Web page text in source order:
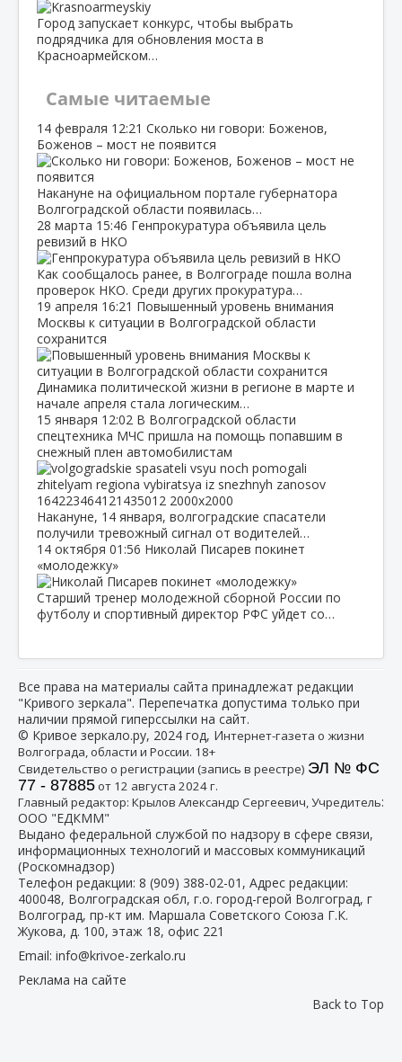
Город запускает конкурс, чтобы выбрать
подрядчика для обновления моста в
Красноармейском…
Самые читаемые
14 февраля 12:21 Сколько ни говори: Боженов,
Боженов – мост не появится
Накануне на официальном портале губернатора
Волгоградской области появилась…
28 марта 15:46 Генпрокуратура объявила цель
ревизий в НКО
Как сообщалось ранее, в Волгограде пошла волна
проверок НКО. Среди других прокуратура…
19 апреля 16:21 Повышенный уровень внимания
Москвы к ситуации в Волгоградской области
сохранится
Динамика политической жизни в регионе в марте и
начале апреля стала логическим…
15 января 12:02 В Волгоградской области
спецтехника МЧС пришла на помощь попавшим в
снежный плен автомобилистам
Накануне, 14 января, волгоградские спасатели
получили тревожный сигнал от водителей…
14 октября 01:56 Николай Писарев покинет
«молодежку»
Старший тренер молодежной сборной России по
футболу и спортивный директор РФС уйдет со…
Все права на материалы сайта принадлежат редакции
"Кривого зеркала". Перепечатка допустима только при
наличии прямой гиперссылки на сайт.
© Кривое зеркало.ру, 2024 год, Интернет-газета о жизни
Волгограда, области и России. 18+
Свидетельство о регистрации (запись в реестре) ЭЛ № ФС
77 - 87885от 12 августа 2024 г.
Главный редактор: Крылов Александр Сергеевич, Учредитель:
ООО "ЕДКММ"
Выдано федеральной службой по надзору в сфере связи,
информационных технологий и массовых коммуникаций
(Роскомнадзор)
Телефон редакции: 8 (909) 388-02-01 , Адрес редакции:
400048, Волгоградская обл, г.о. город-герой Волгоград, г
Волгоград, пр-кт им. Маршала Советского Союза Г.К.
Жукова, д. 100, этаж 18, офис 221
Email: info@krivoe-zerkalo.ru
Реклама на сайте
Back to Top